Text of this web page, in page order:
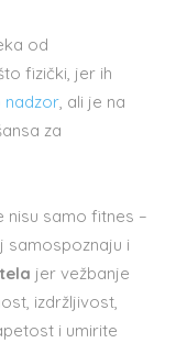
od
fizički, jer ih
nadzor, ali je na
za
nisu samo fitnes –
samospoznaju i
jer vežbanje
izdržljivost,
i umirite